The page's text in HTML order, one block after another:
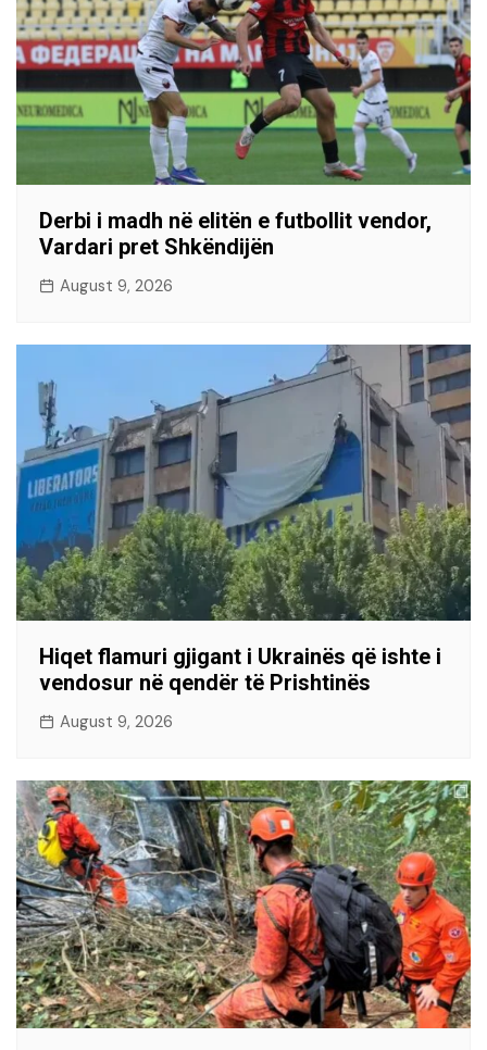
Derbi i madh në elitën e futbollit vendor,
Vardari pret Shkëndijën
August 9, 2026
Hiqet flamuri gjigant i Ukrainës që ishte i
vendosur në qendër të Prishtinës
August 9, 2026